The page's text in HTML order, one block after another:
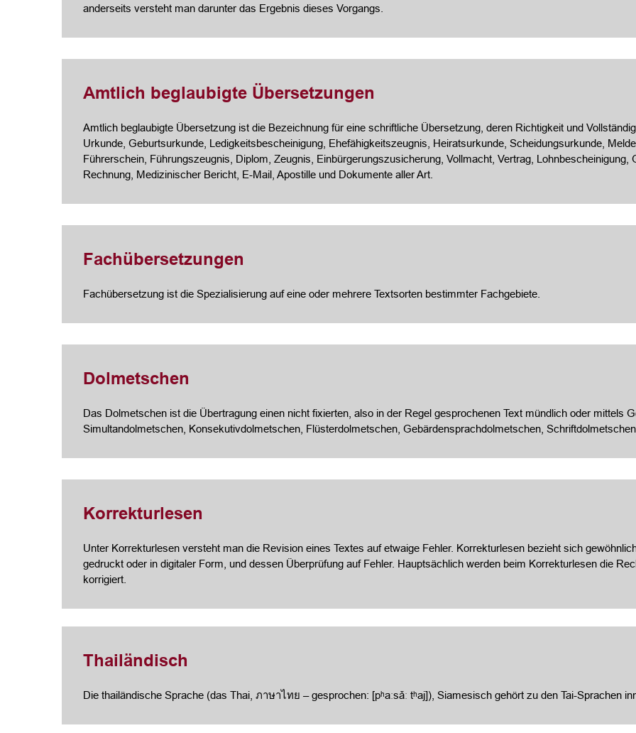
anderseits versteht man darunter das Ergebnis dieses Vorgangs.
Amtlich beglaubigte Übersetzungen
Amtlich beglaubigte Übersetzung ist die Bezeichnung für eine schriftliche Übersetzung, deren Richtigkeit und
Urkunde, Geburtsurkunde, Ledigkeitsbescheinigung, Ehefähigkeitszeugnis, Heiratsurkunde, Scheidungsurkunde,
Führerschein, Führungszeugnis, Diplom, Zeugnis, Einbürgerungszusicherung, Vollmacht, Vertrag, Lohnbescheinigung,
Rechnung, Medizinischer Bericht, E-Mail, Apostille und Dokumente aller Art.
Fachübersetzungen
Fachübersetzung ist die Spezialisierung auf eine oder mehrere Textsorten bestimmter Fachgebiete.
Dolmetschen
Das Dolmetschen ist die Übertragung einen nicht fixierten, also in der Regel gesprochenen Text mündlich oder mittels
Simultandolmetschen, Konsekutivdolmetschen, Flüsterdolmetschen, Gebärdensprachdolmetschen, Schriftdolmetschen.
Korrekturlesen
Unter Korrekturlesen versteht man die Revision eines Textes auf etwaige Fehler. Korrekturlesen bezieht sich
gedruckt oder in digitaler Form, und dessen Überprüfung auf Fehler. Hauptsächlich werden beim Korrekturlesen die
korrigiert.
Thailändisch
Die thailändische Sprache (das Thai, ภาษาไทย – gesprochen: [pʰaːsǎː tʰaj]), Siamesisch gehört zu den Tai-Sprachen